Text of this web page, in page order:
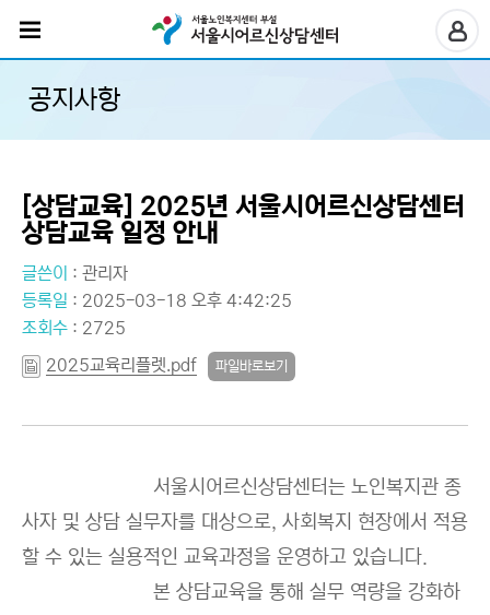
공지사항
[상담교육] 2025년 서울시어르신상담센터
상담교육 일정 안내
글쓴이 : 관리자
등록일 : 2025-03-18 오후 4:42:25
조회수 : 2725
2025교육리플렛.pdf
파일바로보기
서울시어르신상담센터는 노인복지관 종
사자 및 상담 실무자를 대상으로, 사회복지 현장에서 적용
할 수 있는 실용적인 교육과정을 운영하고 있습니다.
본 상담교육을 통해 실무 역량을 강화하